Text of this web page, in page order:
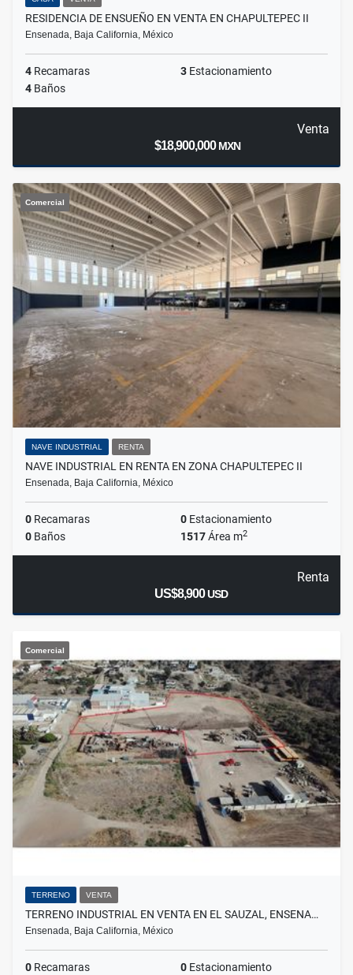
RESIDENCIA DE ENSUEÑO EN VENTA EN CHAPULTEPEC II
Ensenada, Baja California, México
4 Recamaras 3 Estacionamiento
4 Baños
Venta
$18,900,000MXN
Comercial
NAVE INDUSTRIAL RENTA
NAVE INDUSTRIAL EN RENTA EN ZONA CHAPULTEPEC II
Ensenada, Baja California, México
0 Recamaras 0 Estacionamiento
0 Baños 1517Área m2
Renta
US$8,900USD
Comercial
TERRENO VENTA
TERRENO INDUSTRIAL EN VENTA EN EL SAUZAL, ENSENA…
Ensenada, Baja California, México
0 Recamaras 0 Estacionamiento